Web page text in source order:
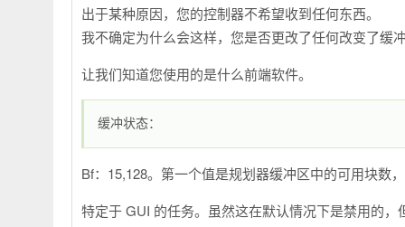
出于某种原因，您的控制器不希望收到任何东西。
我不确定为什么会这样，您是否更改了任何改变了缓
让我们知道您使用的是什么前端软件。
缓冲状态：
Bf：15,128。第一个值是规划器缓冲区中的可用块数
特定于 GUI 的任务。虽然这在默认情况下是禁用的